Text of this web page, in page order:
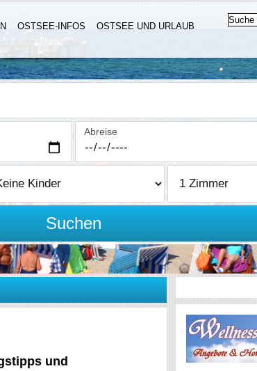
OSTSEE-INFOS
OSTSEE UND URLAUB
Abreise
Suchen
und